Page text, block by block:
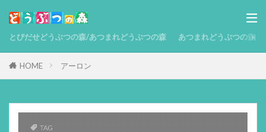
とびだせどうぶつの森/あつまれどうぶつの森 あつまれどうぶつの森
HOME アーロン
TAG